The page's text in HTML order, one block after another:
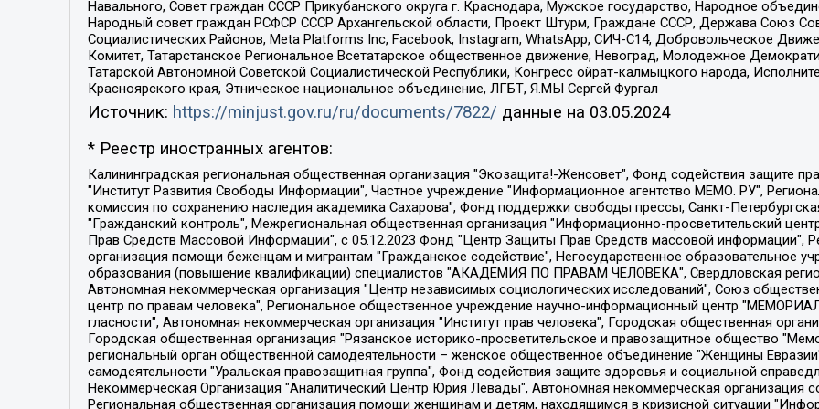
Навального, Совет граждан СССР Прикубанского округа г. Краснодара, Мужское государство, Народное
Народный совет граждан РСФСР СССР Архангельской области, Проект Штурм, Граждане СССР, Держава Союз
Социалистических Районов, Meta Platforms Inc, Facebook, Instagram, WhatsApp, СИЧ-С14, Добровольческое
Комитет, Татарстанское Региональное Всетатарское общественное движение, Невоград, Молодежное
Татарской Автономной Советской Социалистической Республики, Конгресс ойрат-калмыцкого народа,
Красноярского края, Этническое национальное объединение, ЛГБТ, Я.МЫ Сергей Фургал
Источник: https://minjust.gov.ru/ru/documents/7822/ данные на 03.05.2024
* Реестр иностранных агентов:
Калининградская региональная общественная организация "Экозащита!-Женсовет", Фонд содействия защите прав и свобод граждан "Общественный вердикт", Фонд "Институт Развития Свободы Информации", Частное учреждение "Информационное агентство МЕМО. РУ", Региональная общественная организация "Общественная комиссия по сохранению наследия академика Сахарова", Фонд поддержки свободы прессы, Санкт-Петербургская общественная правозащитная организация "Гражданский контроль", Межрегиональная общественная организация "Информационно-просветительский центр "Мемориал", Региональный Фонд "Центр Защиты Прав Средств Массовой Информации", с 05.12.2023 Фонд "Центр Защиты Прав Средств массовой информации", Региональная общественная благотворительная организация помощи беженцам и мигрантам "Гражданское содействие", Негосударственное образовательное учреждение дополнительного профессионального образования (повышение квалификации) специалистов "АКАДЕМИЯ ПО ПРАВАМ ЧЕЛОВЕКА", Свердловская региональная общественная организация "Сутяжник", Автономная некоммерческая организация "Центр независимых социологических исследований", Союз общественных объединений "Российский исследовательский центр по правам человека", Региональное общественное учреждение научно-информационный центр "МЕМОРИАЛ", Некоммерческая организация "Фонд защиты гласности", Автономная некоммерческая организация "Институт прав человека", Городская общественная организация "Екатеринбургское общество "МЕМОРИАЛ", Городская общественная организация "Рязанское историко-просветительское и правозащитное общество "Мемориал" (Рязанский Мемориал), Челябинский региональный орган общественной самодеятельности – женское общественное объединение "Женщины Евразии", Челябинский региональный орган общественной самодеятельности "Уральская правозащитная группа", Фонд содействия защите здоровья и социальной справедливости имени Андрея Рылькова, Автономная Некоммерческая Организация "Аналитический Центр Юрия Левады", Автономная некоммерческая организация социальной поддержки населения "Проект Апрель", Региональная общественная организация помощи женщинам и детям, находящимся в кризисной ситуации "Информационно-методический центр "Анна", Фонд содействия развитию массовых коммуникаций и правовому просвещению "Так-так-Так", Фонд содействия устойчивому развитию "Серебряная тайга", Свердловский региональный общественный фонд социальных проектов "Новое время", "Idel.Реалии", Кавказ.Реалии, Крым.Реалии, Телеканал Настоящее Время, Татаро-башкирская служба Радио Свобода (Azatliq Radiosi), Радио Свободная Европа/Радио Свобода (PCE/PC), "Сибирь.Реалии", "Фактограф", Благотворительный фонд помощи осужденным и их семьям, Автономная некоммерческая организация "Институт глобализации и социальных движений", Фонд "В защиту прав заключенных", Частное учреждение "Центр поддержки и содействия развитию средств массовой информации", Пензенский региональный общественный благотворительный фонд "Гражданский союз", "Север.Реалии", Некоммерческая организация Фонд "Правовая инициатива", Общество с ограниченной ответственностью "Радио Свободная Европа/Радио Свобода", Чешское информационное агентство "MEDIUM-ORIENT", Красноярская региональная общественная организация "Мы против СПИДа", Камалягин Денис Николаевич, Маркелов Сергей Евгеньевич, Пономарев Лев Александрович, Савицкая Людмила Алексеевна, Автономная некоммерческая организация "Центр по работе с проблемой насилия "НАСИЛИЮ.НЕТ", Межрегиональный профессиональный союз работников здравоохранения "Альянс врачей", Юридическое лицо, зарегистрированное в Латвийской Республике, SIA "Medusa Project" (регистрационный номер 40103797863, дата регистрации 10.06.2014), Некоммерческая организация "Фонд по борьбе с коррупцией", Автономная некоммерческая организация "Институт права и публичной политики", Баданин Роман Сергеевич, Гликин Максим Александрович, Железнова Мария Михайловна, Лукьянова Юлия Сергеевна, Маетная Елизавета Витальевна, Маняхин Петр Борисович, Чуракова Ольга Владимировна, Ярош Юлия Петровна, Юридическое лицо "The Insider SIA", зарегистрированное в Риге, Латвийская Республика (дата регистрации 26.06.2015), являющееся администратором доменного имени интернет-издания "The Insider SIA", https://theins.ru, Постернак Алексей Евгеньевич, Рубин Михаил Аркадьевич, Анин Роман Александрович, Юридическое лицо Istories fonds, зарегистрированное в Латвийской Республике (регистрационный номер 50008295751, дата регистрации 24.02.2020), Великовский Дмитрий Александрович, Долинина Ирина Николаевна, Мароховская Алеся Алексеевна, Шлейнов Роман Юрьевич, Шмагун Олеся Валентиновна, Общество с ограниченной ответственностью "Альтаир 2021", Общество с ограниченной ответственностью "Вега 2021", Общество с ограниченной ответственностью "Главный редактор 2021", Общество с ограниченной ответственностью "Ромашки монолит", Важенков Артем Валерьевич, Ивановская областная общественная организация "Центр гендерных исследований", Гурман Юрий Альбертович, Медиапроект "ОВД-Инфо", Егоров Владимир Владимирович, Жилинский Владимир Александрович, Общество с ограниченной ответственностью "ЗП", Иванова София Юрьевна, Карезина Инна Павловна, Кильтау Екатерина Викторовна, Петров Алексей Викторович, Пискунов Сергей Евгеньевич, Смирнов Сергей Сергеевич, Тихонов Михаил Сергеевич, Общество с ограниченной ответственностью "ЖУРНАЛИСТ-ИНОСТРАННЫЙ АГЕНТ", Арапова Галина Юрьевна, Вольтская Татьяна Анатольевна, Американская компания "Mason G.E.S. Anonymous Foundation" (США), являющаяся владельцем интернет-издания https://mnews.world/, Компания "Stichting Bellingcat", зарегистрированная в Нидерландах (дата регистрации 11.07.2018), Захаров Андрей Вячеславович, Клепиковская Екатерина Дмитриевна, Общество с ограниченной ответственностью "МЕМО", Перл Роман Александрович, Симонов Евгений Алексеевич, Соловьева Елена Анатольевна, Сотников Даниил Владимирович, Сурначева Елизавета Дмитриевна, Автономная некоммерческая организация по защите прав человека и информированию населения "Якутия – Наше Мнение", Общество с ограниченной ответственностью "Москоу диджитал медиа", с 26.01.2023 Общество с ограниченной ответственностью "Чайка Белые сады", Ветошкина Валерия Валерьевна, Заговора Максим Александрович, Межрегиональное общественное движение "Российская ЛГБТ - сеть", Оленичев Максим Владимирович, Павлов Иван Юрьевич, Скворцова Елена Сергеевна, Общество с ограниченной ответственностью "Как бы инагент", Кочетков Игорь Викторович, Общество с ограниченной ответственностью "Честные выборы", Еланчик Олег Александрович, Общество с ограниченной ответственностью "Нобелевский призыв", Гималова Регина Эмилевна, Григорьев Андрей Валерьевич, Григорьева Алина Александровна, Ассоциация по содействию защите прав призывников, альтернативнослужащих и военнослужащих "Правозащитная группа